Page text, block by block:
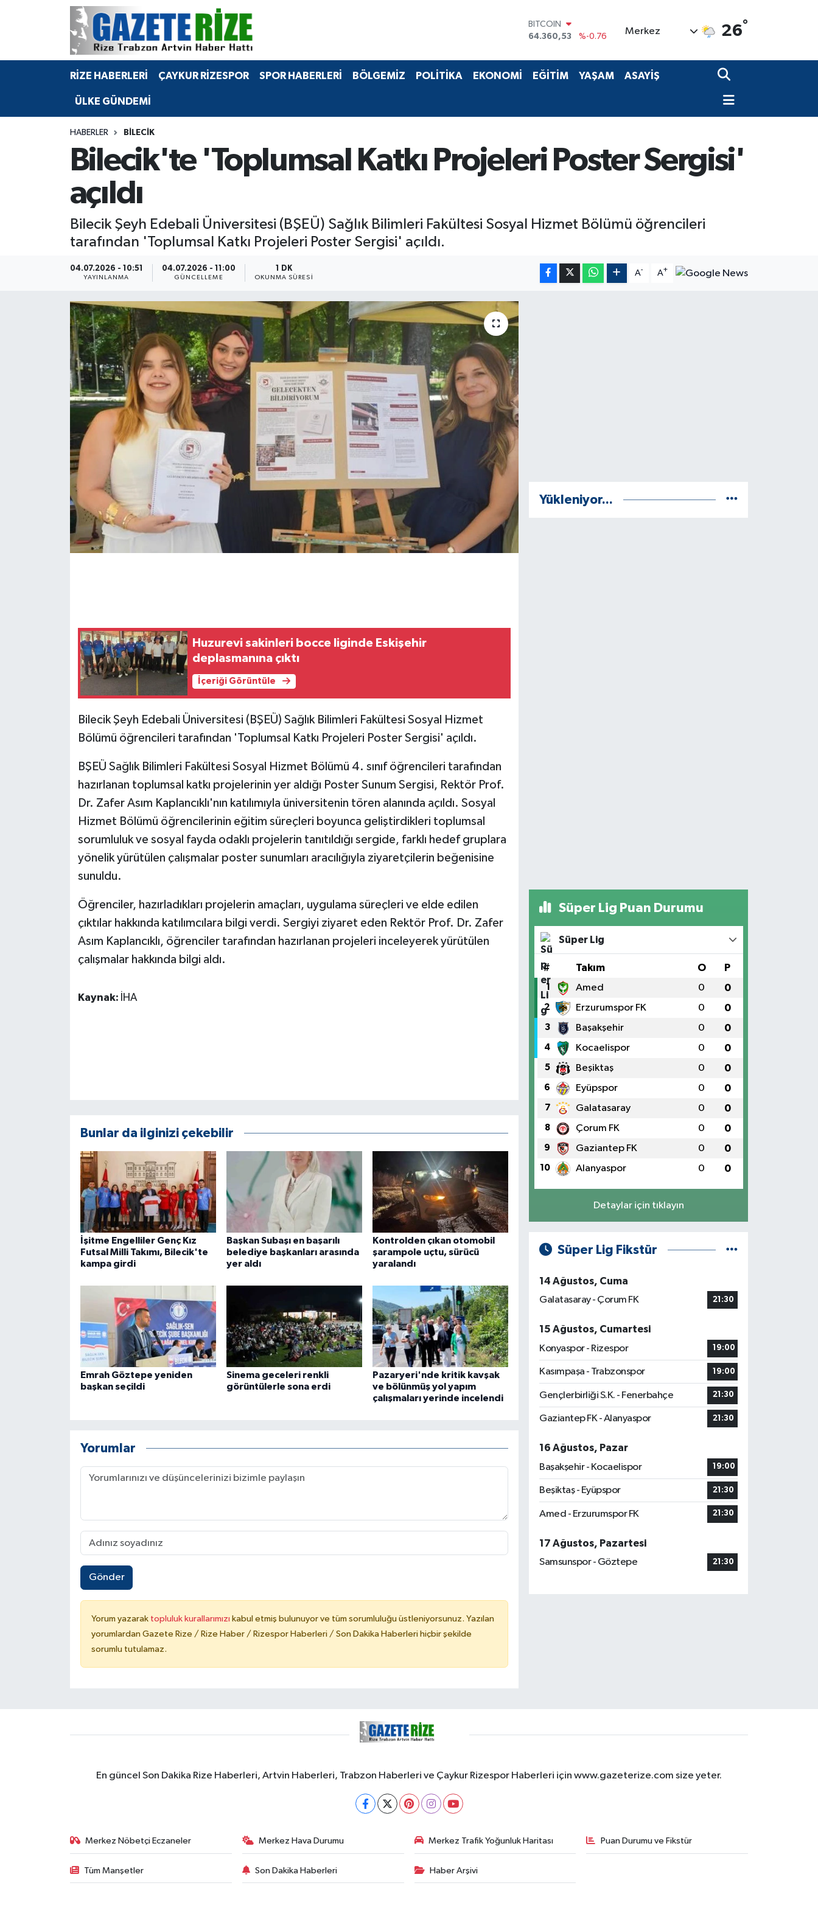
47,7069
STERLİN
6618.49
%2.12
Merkez 26°
RİZE HABERLERİ ÇAYKUR RİZESPOR SPOR HABERLERİ BÖLGEMİZ POLİTİKA EKONOMİ EĞİTİM YAŞAM ASAYİŞ
ÜLKE GÜNDEMİ
HABERLER BILECIK
Bilecik'te 'Toplumsal Katkı Projeleri Poster Sergisi'
açıldı
Bilecik Şeyh Edebali Üniversitesi (BŞEÜ) Sağlık Bilimleri Fakültesi Sosyal Hizmet Bölümü öğrencileri
tarafından 'Toplumsal Katkı Projeleri Poster Sergisi' açıldı.
04.07.2026 - 10:51
YAYINLANMA
04.07.2026 - 11:00
GÜNCELLEME
1 DK
OKUNMA SÜRESI
A- A+
Huzurevi sakinleri bocce liginde Eskişehir
deplasmanına çıktı
İçeriği Görüntüle
Bilecik Şeyh Edebali Üniversitesi (BŞEÜ) Sağlık Bilimleri Fakültesi Sosyal Hizmet
Bölümü öğrencileri tarafından 'Toplumsal Katkı Projeleri Poster Sergisi' açıldı.
BŞEÜ Sağlık Bilimleri Fakültesi Sosyal Hizmet Bölümü 4. sınıf öğrencileri tarafından
hazırlanan toplumsal katkı projelerinin yer aldığı Poster Sunum Sergisi, Rektör Prof.
Dr. Zafer Asım Kaplancıklı'nın katılımıyla üniversitenin tören alanında açıldı. Sosyal
Hizmet Bölümü öğrencilerinin eğitim süreçleri boyunca geliştirdikleri toplumsal
sorumluluk ve sosyal fayda odaklı projelerin tanıtıldığı sergide, farklı hedef gruplara
yönelik yürütülen çalışmalar poster sunumları aracılığıyla ziyaretçilerin beğenisine
sunuldu.
Öğrenciler, hazırladıkları projelerin amaçları, uygulama süreçleri ve elde edilen
çıktılar hakkında katılımcılara bilgi verdi. Sergiyi ziyaret eden Rektör Prof. Dr. Zafer
Asım Kaplancıklı, öğrenciler tarafından hazırlanan projeleri inceleyerek yürütülen
çalışmalar hakkında bilgi aldı.
Kaynak: İHA
Bunlar da ilginizi çekebilir
İşitme Engelliler Genç Kız
Futsal Milli Takımı, Bilecik'te
kampa girdi
Başkan Subaşı en başarılı
belediye başkanları arasında
yer aldı
Kontrolden çıkan otomobil
şarampole uçtu, sürücü
yaralandı
Emrah Göztepe yeniden
başkan seçildi
Sinema geceleri renkli
görüntülerle sona erdi
Pazaryeri'nde kritik kavşak
ve bölünmüş yol yapım
çalışmaları yerinde incelendi
Yorumlar
Gönder
Yorum yazarak topluluk kurallarımızı kabul etmiş bulunuyor ve tüm sorumluluğu üstleniyorsunuz. Yazılan
yorumlardan Gazete Rize / Rize Haber / Rizespor Haberleri / Son Dakika Haberleri hiçbir şekilde
sorumlu tutulamaz.
Yükleniyor...
Süper Lig Puan Durumu
Süper Lig
# Takım O P
1 Amed 0 0
2 Erzurumspor FK 0 0
3 Başakşehir 0 0
4 Kocaelispor 0 0
5 Beşiktaş 0 0
6 Eyüpspor 0 0
7 Galatasaray 0 0
8 Çorum FK 0 0
9 Gaziantep FK 0 0
10 Alanyaspor 0 0
Detaylar için tıklayın
Süper Lig Fikstür
14 Ağustos, Cuma
Galatasaray - Çorum FK
21:30
15 Ağustos, Cumartesi
Konyaspor - Rizespor
19:00
Kasımpaşa - Trabzonspor 19:00
Gençlerbirliği S.K. - Fenerbahçe 21:30
Gaziantep FK - Alanyaspor 21:30
16 Ağustos, Pazar
Başakşehir - Kocaelispor
19:00
Beşiktaş - Eyüpspor 21:30
Amed - Erzurumspor FK 21:30
17 Ağustos, Pazartesi
Samsunspor - Göztepe
21:30
En güncel Son Dakika Rize Haberleri, Artvin Haberleri, Trabzon Haberleri ve Çaykur Rizespor Haberleri için www.gazeterize.com size yeter.
Merkez Nöbetçi Eczaneler Merkez Hava Durumu Merkez Trafik Yoğunluk Haritası Puan Durumu ve Fikstür
Tüm Manşetler Son Dakika Haberleri Haber Arşivi
BÖLGEMİZ
Bilim Teknoloji
Advertising news
Canlı Maç
Dış Haberler
EĞİTİM
English News
Flaş Haber
Gayrimenkul
HABERDE İNSAN
Jandarma
KÜLTÜR SANAT
Yerel Haberler
Merkez Nöbetçi Eczaneler
Merkez Hava Durumu
Merkez Trafik Yoğunluk Haritası
Tüm Manşetler
Son Dakika Haberleri
Haber Arşivi